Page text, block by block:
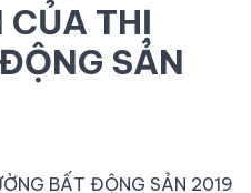
CỦA THỊ
SẢN
BẤT ĐỘNG SẢN 2019